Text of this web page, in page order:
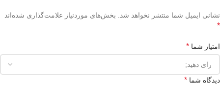
نشانی ایمیل شما منتشر نخواهد شد. بخش‌های موردنیاز علامت‌گذاری شده‌اند
*
امتیاز شما *
دیدگاه شما *